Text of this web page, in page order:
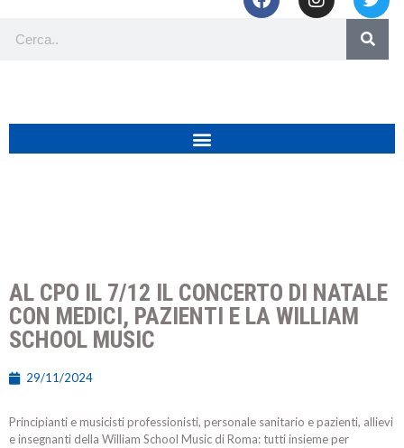
AL CPO IL 7/12 IL CONCERTO DI NATALE
CON MEDICI, PAZIENTI E LA WILLIAM
SCHOOL MUSIC
29/11/2024
Principianti e musicisti professionisti, personale sanitario e pazienti, allievi
e insegnanti della William School Music di Roma: tutti insieme per